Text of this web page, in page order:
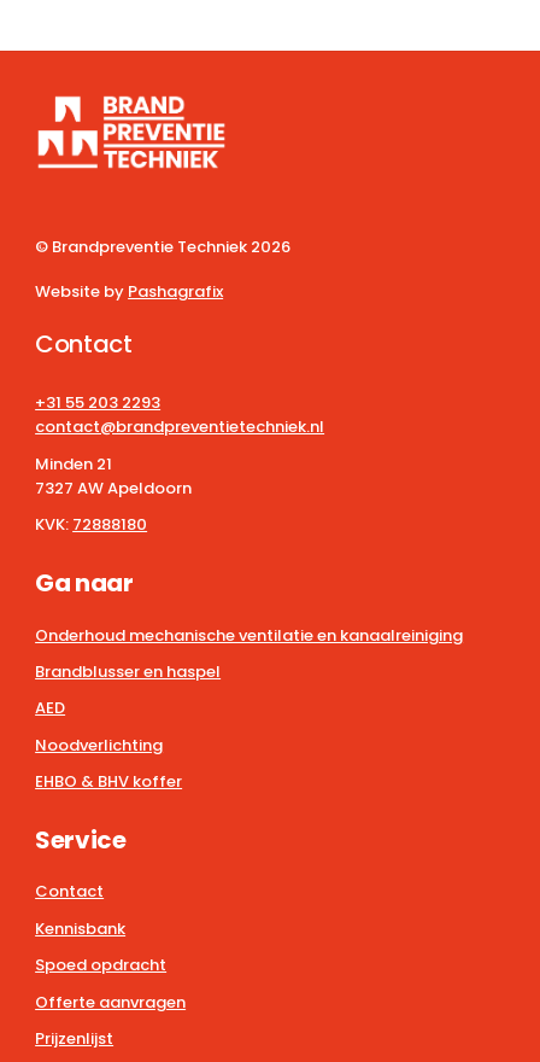
© Brandpreventie Techniek 2026
Website by Pashagrafix
Contact
+31 55 203 2293
contact@brandpreventietechniek.nl
Minden 21
7327 AW Apeldoorn
KVK: 72888180
Ga naar
Onderhoud mechanische ventilatie en kanaalreiniging
Brandblusser en haspel
AED
Noodverlichting
EHBO & BHV koffer
Service
Contact
Kennisbank
Spoed opdracht
Offerte aanvragen
Prijzenlijst